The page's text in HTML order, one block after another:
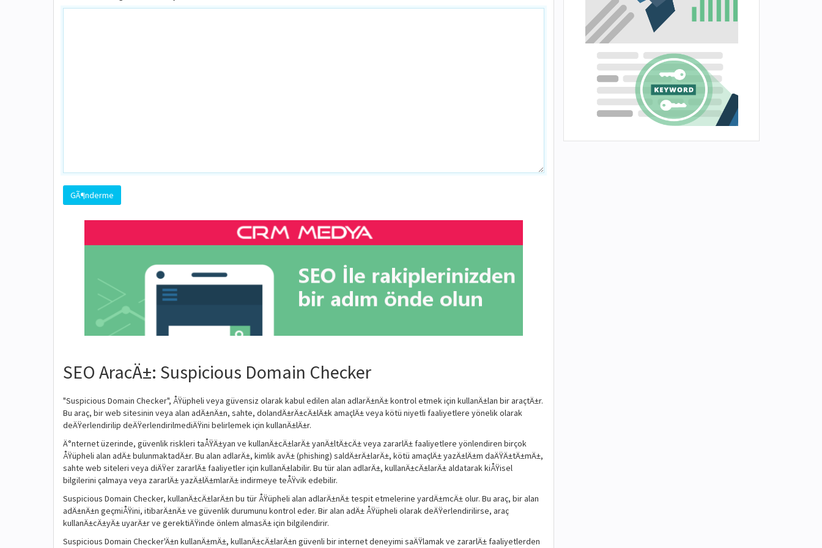
SEO AracÄ±: Suspicious Domain Checker
"Suspicious Domain Checker", ÅŸüpheli veya güvensiz olarak kabul edilen alan adlarÄ±nÄ± kontrol etmek için kullanÄ±lan bir araçtÄ±r.
Bu araç, bir web sitesinin veya alan adÄ±nÄ±n, sahte, dolandÄ±rÄ±cÄ±lÄ±k amaçlÄ± veya kötü niyetli faaliyetlere yönelik olarak
deÄŸerlendirilip deÄŸerlendirilmediÄŸini belirlemek için kullanÄ±lÄ±r.
Ä°nternet üzerinde, güvenlik riskleri taÅŸÄ±yan ve kullanÄ±cÄ±larÄ± yanÄ±ltÄ±cÄ± veya zararlÄ± faaliyetlere yönlendiren birçok
ÅŸüpheli alan adÄ± bulunmaktadÄ±r. Bu alan adlarÄ±, kimlik avÄ± (phishing) saldÄ±rÄ±larÄ±, kötü amaçlÄ± yazÄ±lÄ±m daÄŸÄ±tÄ±mÄ±,
sahte web siteleri veya diÄŸer zararlÄ± faaliyetler için kullanÄ±labilir. Bu tür alan adlarÄ±, kullanÄ±cÄ±larÄ± aldatarak kiÅŸisel
bilgilerini çalmaya veya zararlÄ± yazÄ±lÄ±mlarÄ± indirmeye teÅŸvik edebilir.
Suspicious Domain Checker, kullanÄ±cÄ±larÄ±n bu tür ÅŸüpheli alan adlarÄ±nÄ± tespit etmelerine yardÄ±mcÄ± olur. Bu araç, bir alan
adÄ±nÄ±n geçmiÅŸini, itibarÄ±nÄ± ve güvenlik durumunu kontrol eder. Bir alan adÄ± ÅŸüpheli olarak deÄŸerlendirilirse, araç
kullanÄ±cÄ±yÄ± uyarÄ±r ve gerektiÄŸinde önlem almasÄ± için bilgilendirir.
Suspicious Domain Checker'Ä±n kullanÄ±mÄ±, kullanÄ±cÄ±larÄ±n güvenli bir internet deneyimi saÄŸlamak ve zararlÄ± faaliyetlerden